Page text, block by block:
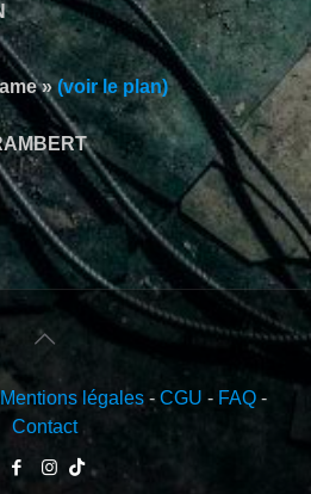
»(voir le plan)
Mentions légales - CGU - FAQ -
Contact